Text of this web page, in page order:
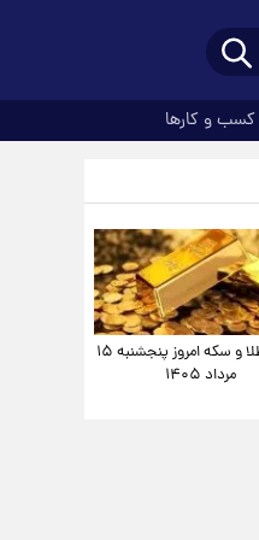
کسب و کارها
قیمت طلا و سکه امروز پنجشنبه ۱۵
مرداد ۱۴۰۵